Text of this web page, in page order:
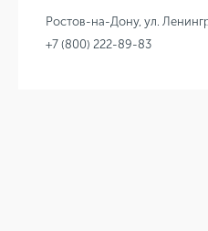
Ростов-на-Дону, ул.
+7 (800) 222-89-83